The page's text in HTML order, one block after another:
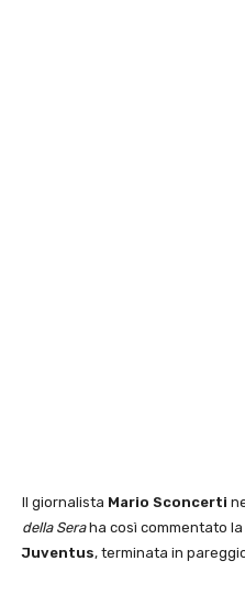
Il giornalista Mario Sconcerti
della Seraha così commentato la
Juventus, terminata in